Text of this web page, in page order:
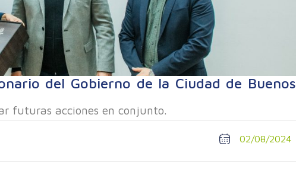
del Gobierno de la Ciudad de Buenos
futuras acciones en conjunto.
02/08/2024